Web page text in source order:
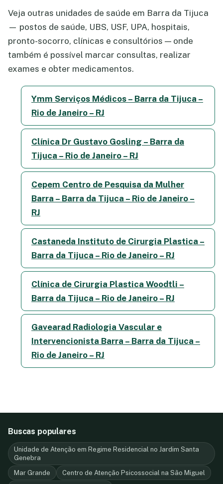
Veja outras unidades de saúde em Barra da Tijuca
— postos de saúde, UBS, USF, UPA, hospitais,
pronto-socorro, clínicas e consultórios — onde
também é possível marcar consultas, realizar
exames e obter medicamentos.
Ymm Serviços Médicos – Barra da Tijuca –
Rio de Janeiro – RJ
Clínica Dr Gustavo Gosling – Barra da
Tijuca – Rio de Janeiro – RJ
Cepem Centro de Pesquisa da Mulher
Barra – Barra da Tijuca – Rio de Janeiro –
RJ
Castaneda Instituto de Cirurgia Plastica –
Barra da Tijuca – Rio de Janeiro – RJ
Clínica de Cirurgia Plastica Woodtli –
Barra da Tijuca – Rio de Janeiro – RJ
Gavearad Radiologia Vascular e
Intervencionista Barra – Barra da Tijuca –
Rio de Janeiro – RJ
Buscas populares
Unidade de Atenção em Regime Residencial no Jardim Santa
Genebra
Mar Grande
Centro de Atenção Psicossocial na São Miguel